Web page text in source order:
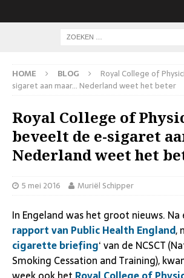
HOME BLOG
Royal College of
sigaret aan maar… Nederland weet het beter
Royal College of
beveelt de e-sigaret
Nederland weet het
5 mei 2016 Muriël Schipper
In Engeland was het groot nieuws.
rapport van Public Health England,
cigarette briefing‘ van de NCSCT
Smoking Cessation and Training),